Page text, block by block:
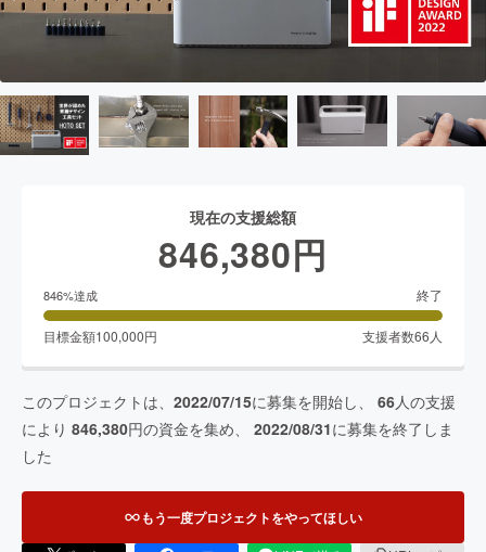
現在の支援総額
846,380円
846%達成 終了
目標金額100,000円 支援者数66 人
このプロジェクトは、 2022/07/15に募集を開始し、 66人の支援
により 846,380円の資金を集め、 2022/08/31に募集を終了しま
した
もう一度プロジェクトをやってほしい